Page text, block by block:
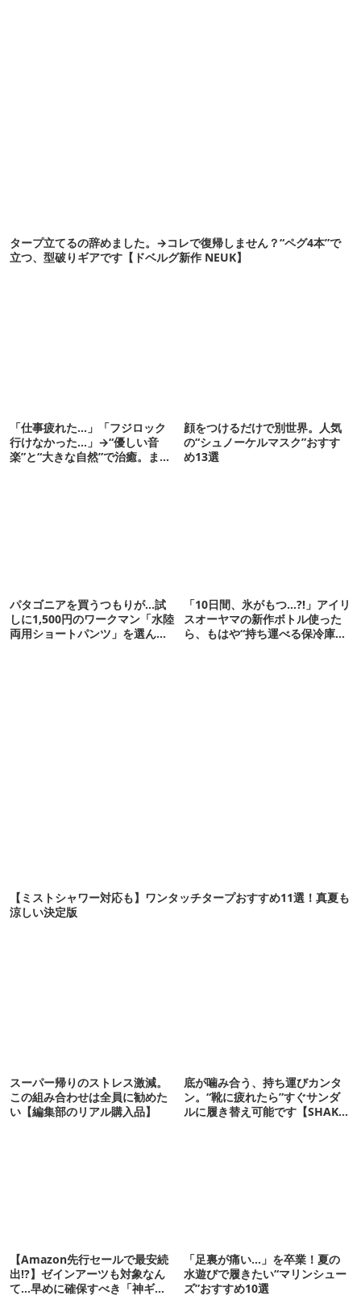
タープ立てるの辞めました。→コレで復帰しません？“ペグ4本”で
立つ、型破りギアです【ドベルグ新作 NEUK】
「仕事疲れた…」「フジロック
行けなかった…」→“優しい音
楽”と“大きな自然”で治癒。まだ
顔をつけるだけで別世界。人気
の“シュノーケルマスク”おすす
め13選
パタゴニアを買うつもりが…試
しに1,500円のワークマン「水陸
両用ショートパンツ」を選んだ
「10日間、氷がもつ…?!」アイリ
スオーヤマの新作ボトル使った
ら、もはや“持ち運べる保冷庫
【ミストシャワー対応も】ワンタッチタープおすすめ11選！真夏も
涼しい決定版
スーパー帰りのストレス激減。
この組み合わせは全員に勧めた
い【編集部のリアル購入品】
底が噛み合う、持ち運びカンタ
ン。“靴に疲れたら”すぐサンダ
ルに履き替え可能です【SHAKA
【Amazon先行セールで最安続
出!?】ゼインアーツも対象なん
て…早めに確保すべき「神ギ
「足裏が痛い…」を卒業！夏の
水遊びで履きたい“マリンシュー
ズ”おすすめ10選